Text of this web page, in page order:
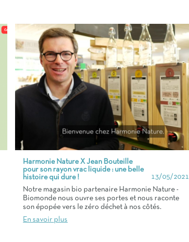
Harmonie Nature X Jean Bouteille
pour son rayon vrac liquide : une belle
histoire qui dure !
13/05/2021
Notre magasin bio partenaire Harmonie Nature -
Biomonde nous ouvre ses portes et nous raconte
son épopée vers le zéro déchet à nos côtés.
En savoir plus